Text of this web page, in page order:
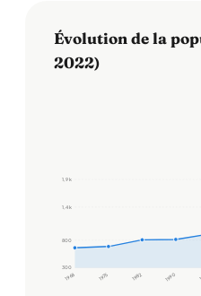
Évolution de la
2022)
300
800
1,4 k
1,9 k
1968 1975 1982 1990